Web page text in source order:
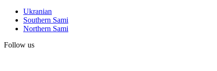
Ukranian
Southern Sami
Northern Sami
Follow us